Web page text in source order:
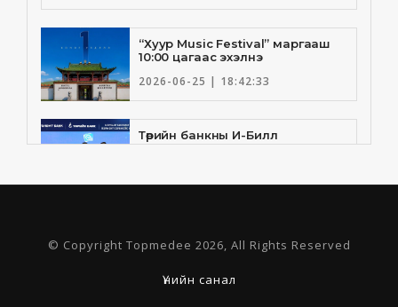
“Хуур Music Festival” маргааш
10:00 цагаас эхэлнэ
2026-06-25 | 18:42:33
Төрийн банкны И-Билл
үйлчилгээнд Голомт банк
2026-06-25 | 9:33:55
Төрийн банк, Санхүү Эдийн
Засгийн Их Сургууль хамтын
шинэчлэн байгууллаа
© Copyright Topmedee 2026, All Rights Reserved
Үнийн санал